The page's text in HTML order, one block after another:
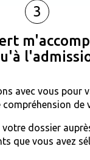
3
avec vous pour
de
dossier
que vous avez